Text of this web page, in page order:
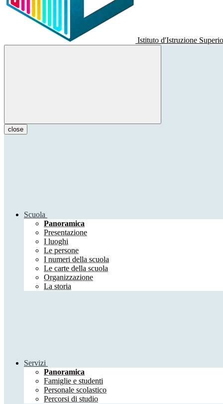
Istituto d'Istruzione
close
Scuola
Panoramica
Presentazione
I luoghi
Le persone
I numeri della scuola
Le carte della scuola
Organizzazione
La storia
Servizi
Panoramica
Famiglie e studenti
Personale scolastico
Percorsi di studio